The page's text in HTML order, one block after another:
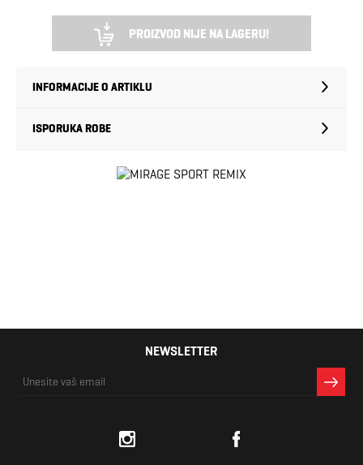
PROIZVOD NIJE NA LAGERU!
INFORMACIJE O ARTIKLU
ISPORUKA ROBE
NEWSLETTER